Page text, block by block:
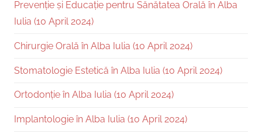
Prevenție și Educație pentru Sănătatea Orală în Alba
Iulia (10 April 2024)
Chirurgie Orală în Alba Iulia (10 April 2024)
Stomatologie Estetică în Alba Iulia (10 April 2024)
Ortodonție în Alba Iulia (10 April 2024)
Implantologie în Alba Iulia (10 April 2024)